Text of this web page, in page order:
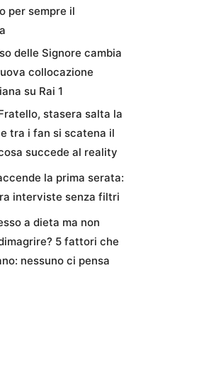
per sempre il
delle Signore cambia
collocazione
su Rai 1
stasera salta la
tra i fan si scatena il
succede al reality
la prima serata:
interviste senza filtri
a dieta ma non
5 fattori che
nessuno ci pensa